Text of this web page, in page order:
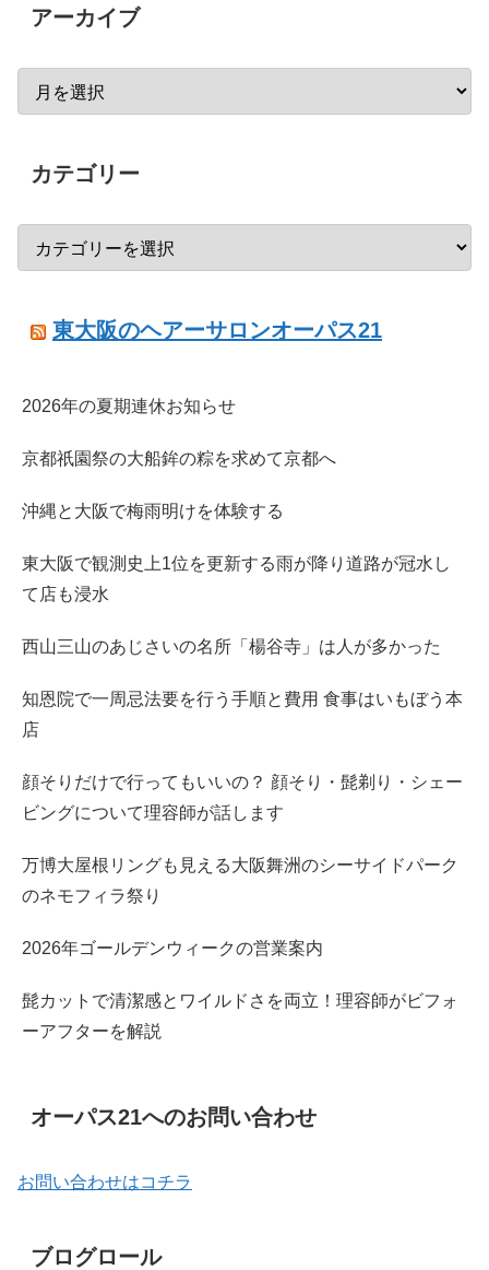
アーカイブ
カテゴリー
東大阪のヘアーサロンオーパス21
2026年の夏期連休お知らせ
京都祇園祭の大船鉾の粽を求めて京都へ
沖縄と大阪で梅雨明けを体験する
東大阪で観測史上1位を更新する雨が降り道路が冠水し
て店も浸水
西山三山のあじさいの名所「楊谷寺」は人が多かった
知恩院で一周忌法要を行う手順と費用 食事はいもぼう本
店
顔そりだけで行ってもいいの？ 顔そり・髭剃り・シェー
ビングについて理容師が話します
万博大屋根リングも見える大阪舞洲のシーサイドパーク
のネモフィラ祭り
2026年ゴールデンウィークの営業案内
髭カットで清潔感とワイルドさを両立！理容師がビフォ
ーアフターを解説
オーパス21へのお問い合わせ
お問い合わせはコチラ
ブログロール